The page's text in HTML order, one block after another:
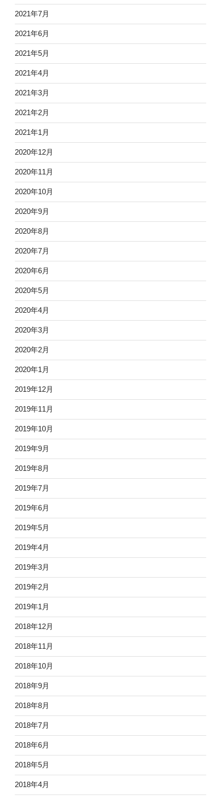
2021年7月
2021年6月
2021年5月
2021年4月
2021年3月
2021年2月
2021年1月
2020年12月
2020年11月
2020年10月
2020年9月
2020年8月
2020年7月
2020年6月
2020年5月
2020年4月
2020年3月
2020年2月
2020年1月
2019年12月
2019年11月
2019年10月
2019年9月
2019年8月
2019年7月
2019年6月
2019年5月
2019年4月
2019年3月
2019年2月
2019年1月
2018年12月
2018年11月
2018年10月
2018年9月
2018年8月
2018年7月
2018年6月
2018年5月
2018年4月